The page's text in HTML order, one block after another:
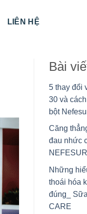
LIÊN HỆ
Bài
5 thay đổi
30 và
bột
Căng
đau nhức
Những
thoái hóa
đúng_
CARE